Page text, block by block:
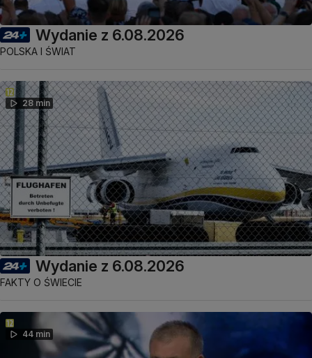
Wydanie z 6.08.2026
POLSKA I ŚWIAT
28 min
Wydanie z 6.08.2026
FAKTY O ŚWIECIE
44 min